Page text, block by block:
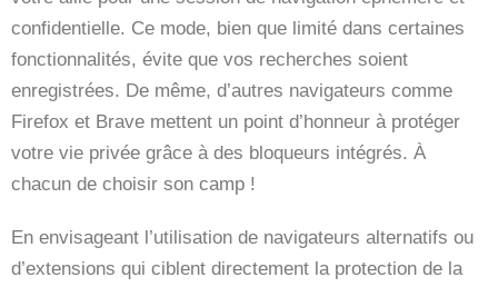
confidentielle. Ce mode, bien que limité dans certaines
fonctionnalités, évite que vos recherches soient
enregistrées. De même, d’autres navigateurs comme
Firefox et Brave mettent un point d’honneur à protéger
votre vie privée grâce à des bloqueurs intégrés. À
chacun de choisir son camp !
En envisageant l’utilisation de navigateurs alternatifs ou
d’extensions qui ciblent directement la protection de la